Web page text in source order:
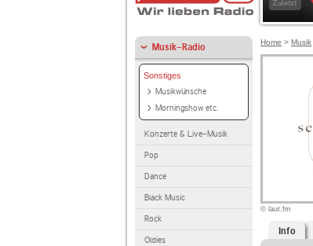
Zuletzt
Musik-Radio
Sonstiges
Musikwünsche
Morningshow etc.
Konzerte & Live-Musik
Pop
Dance
Black Music
Rock
Oldies
Home > Musik
© laut.fm
Info